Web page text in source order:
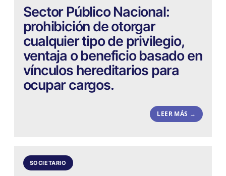
Sector Público Nacional:
prohibición de otorgar
cualquier tipo de privilegio,
ventaja o beneficio basado en
vínculos hereditarios para
ocupar cargos.
LEER MÁS →
SOCIETARIO